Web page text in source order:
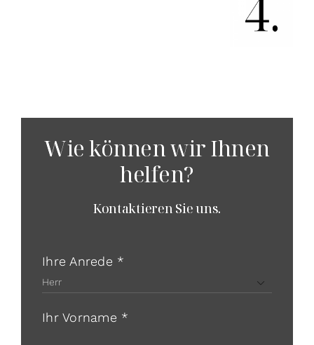
Wie können wir Ihnen
helfen?
Kontaktieren Sie uns.
Ihre Anrede *

Ihr Vorname *